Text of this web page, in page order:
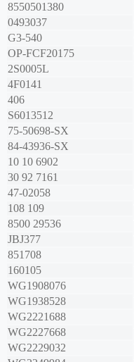
8550501380
0493037
G3-540
OP-FCF20175
2S0005L
4F0141
406
S6013512
75-50698-SX
84-43936-SX
10 10 6902
30 92 7161
47-02058
108 109
8500 29536
JBJ377
851708
160105
WG1908076
WG1938528
WG2221688
WG2227668
WG2229032